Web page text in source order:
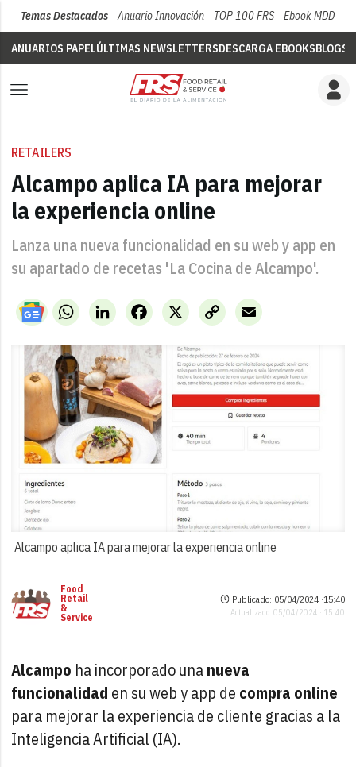
Temas Destacados Anuario Innovación TOP 100 FRS Ebook MDD
ANUARIOS PAPELÚLTIMAS NEWSLETTERSDESCARGA EBOOKSBLOGS
RETAILERS
Alcampo aplica IA para mejorar
la experiencia online
Lanza una nueva funcionalidad en su web y app en
su apartado de recetas 'La Cocina de Alcampo'.
WhatsAppLinkedIn X
Facebook
Copy
Link
Email
Alcampo aplica IA para mejorar la experiencia online
Food
Retail
&
Service
Publicado: 05/04/2024 ·15:40
Actualizado: 05/04/2024 · 15:40
Alcampo ha incorporado unanueva
funcionalidad en su web y app de compra online
para mejorar la experiencia de cliente gracias a la
Inteligencia Artificial (IA).